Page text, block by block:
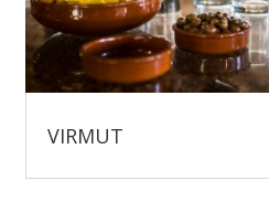
VIRMUT